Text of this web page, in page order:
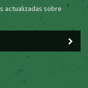
actualizadas sobre